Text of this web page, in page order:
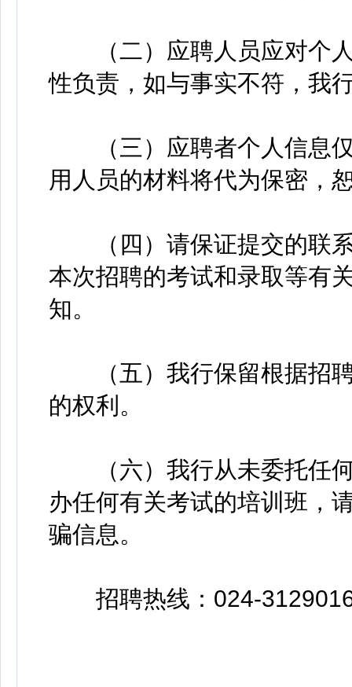
（二）应聘人员应对个人
性负责，如与事实不符，我
（三）应聘者个人信息仅
用人员的材料将代为保密，
（四）请保证提交的联系
本次招聘的考试和录取等有
知。
（五）我行保留根据招聘
的权利。
（六）我行从未委托任何
办任何有关考试的培训班，
骗信息。
招聘热线：024-